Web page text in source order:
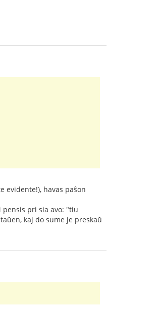
evidente!), havas paŝon
pensis pri sia avo: "tiu
kaj do sume je preskaŭ